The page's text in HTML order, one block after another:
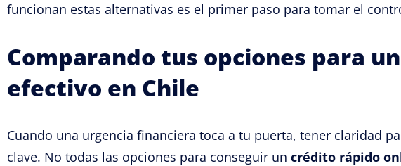
funcionan estas alternativas es el primer paso para tomar el
Comparando tus opciones para
efectivo en Chile
Cuando una urgencia financiera toca a tu puerta, tener claridad
clave. No todas las opciones para conseguir un crédito rápido